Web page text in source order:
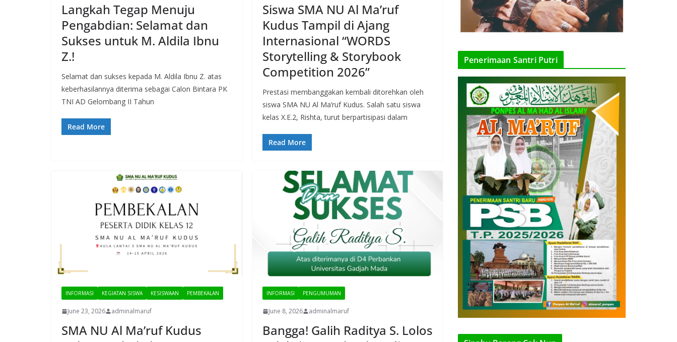
Langkah Tegap Menuju
Pengabdian: Selamat dan
Sukses untuk M. Aldila Ibnu
Z.!
Selamat dan sukses kepada M. Aldila Ibnu Z. atas
keberhasilannya diterima sebagai Calon Bintara PK
TNI AD Gelombang II Tahun
Read More
Siswa SMA NU Al Ma’ruf
Kudus Tampil di Ajang
Internasional “WORDS
Storytelling & Storybook
Competition 2026”
Prestasi membanggakan kembali ditorehkan oleh
siswa SMA NU Al Ma’ruf Kudus. Salah satu siswa
kelas X.E.2, Rishta, turut berpartisipasi dalam
Read More
INFORMASI KEGIATAN SISWA KESISWAAN PEMBEKALAN
June 23, 2026 adminalmaruf
SMA NU Al Ma’ruf Kudus
INFORMASI PENGUMUMAN
June 8, 2026 adminalmaruf
Bangga! Galih Raditya S. Lolos
Penerimaan Santri Putri